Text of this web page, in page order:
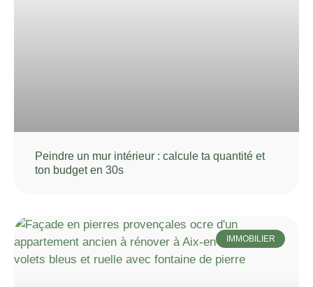
Peindre un mur intérieur : calcule ta quantité et
ton budget en 30s
IMMOBILIER